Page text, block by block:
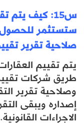
س15: كيف يتم
ستستثمر للحصول
صلاحية تقرير
يتم تقييم
طريق شركات
إصدارهويبقى
الاجراءات القانونية.